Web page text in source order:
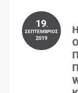
19.
ΣΕΠΤΈΜΒΡΙΟΣ
2019